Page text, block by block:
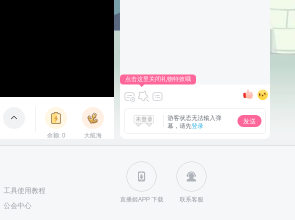
包裹
余额: 0
立即充值
大航海
立即上船
点击这里关闭礼物特效哦
游客状态无法输入弹
幕，请先登录
发送
直播姬APP 下载 联系客服
工具使用教程
公会中心